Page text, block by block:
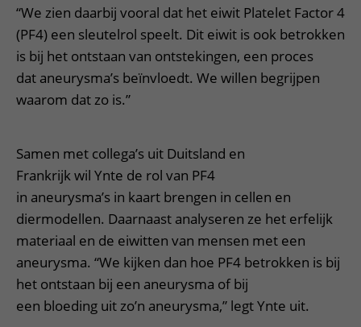
“We zien daarbij vooral dat het eiwit Platelet Factor 4
(PF4) een sleutelrol speelt. Dit eiwit is ook betrokken
is bij het ontstaan van ontstekingen, een proces
dat aneurysma’s beïnvloedt. We willen begrijpen
waarom dat zo is.”
Samen met collega’s uit Duitsland en
Frankrijk wil Ynte de rol van PF4
in aneurysma’s in kaart brengen in cellen en
diermodellen. Daarnaast analyseren ze het erfelijk
materiaal en de eiwitten van mensen met een
aneurysma. “We kijken dan hoe PF4 betrokken is bij
het ontstaan bij een aneurysma of bij
een bloeding uit zo’n aneurysma,” legt Ynte uit.